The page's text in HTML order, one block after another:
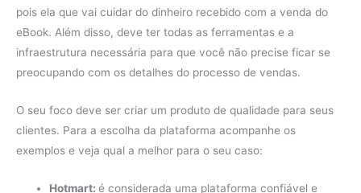
pois ela que vai cuidar do dinheiro recebido com a venda do
eBook. Além disso, deve ter todas as ferramentas e a
infraestrutura necessária para que você não precise ficar se
preocupando com os detalhes do processo de vendas.
O seu foco deve ser criar um produto de qualidade para seus
clientes. Para a escolha da plataforma acompanhe os
exemplos e veja qual a melhor para o seu caso:
Hotmart:é considerada uma plataforma confiável e